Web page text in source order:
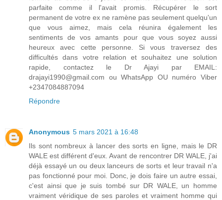
parfaite comme il l'avait promis. Récupérer le sort
permanent de votre ex ne ramène pas seulement quelqu'un
que vous aimez, mais cela réunira également les
sentiments de vos amants pour que vous soyez aussi
heureux avec cette personne. Si vous traversez des
difficultés dans votre relation et souhaitez une solution
rapide, contactez le Dr Ajayi par EMAIL:
drajayi1990@gmail.com ou WhatsApp OU numéro Viber
+2347084887094
Répondre
Anonymous 5 mars 2021 à 16:48
Ils sont nombreux à lancer des sorts en ligne, mais le DR
WALE est différent d'eux. Avant de rencontrer DR WALE, j'ai
déjà essayé un ou deux lanceurs de sorts et leur travail n'a
pas fonctionné pour moi. Donc, je dois faire un autre essai,
c'est ainsi que je suis tombé sur DR WALE, un homme
vraiment véridique de ses paroles et vraiment homme qui